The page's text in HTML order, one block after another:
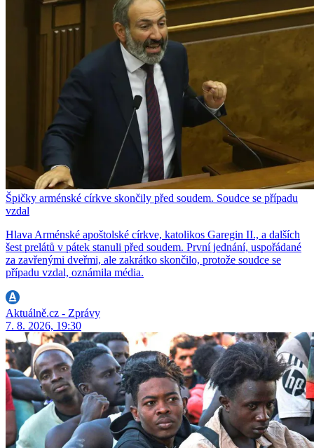
Špičky arménské církve skončily před soudem. Soudce se případu
vzdal
Hlava Arménské apoštolské církve, katolikos Garegin II., a dalších
šest prelátů v pátek stanuli před soudem. První jednání, uspořádané
za zavřenými dveřmi, ale zakrátko skončilo, protože soudce se
případu vzdal, oznámila média.
Aktuálně.cz - Zprávy
7. 8. 2026, 19:30